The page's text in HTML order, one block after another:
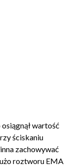
wartość
ściskaniu
zachowywać
roztworu EMA,